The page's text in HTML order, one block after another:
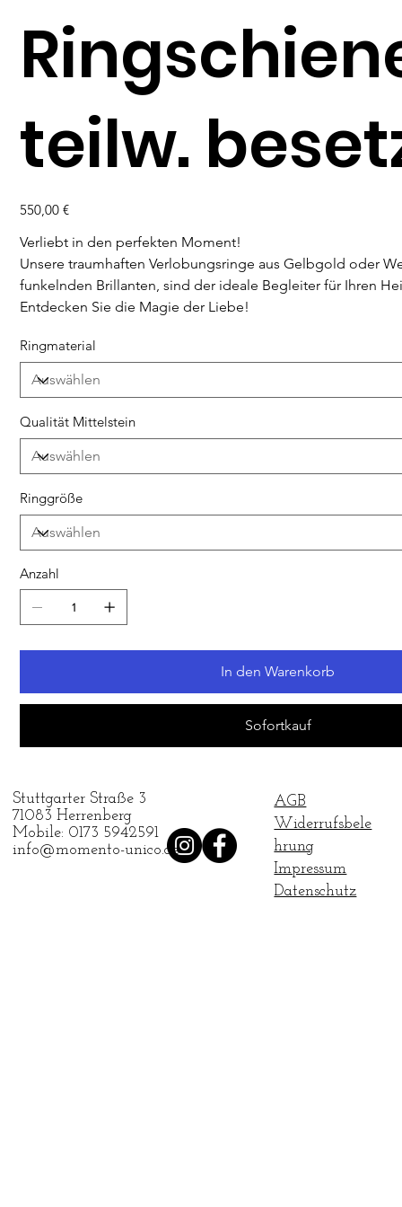
teilw.
Preis
550,00 €
Verliebt in den perfekten Moment!
Unsere traumhaften Verlobungsringe aus Gelbgold oder
funkelnden Brillanten, sind der ideale Begleiter für Ihren
Entdecken Sie die Magie der Liebe!
Ringmaterial
Qualität Mittelstein
Ringgröße
Anzahl
In den Warenkorb
Sofortkauf
Stuttgarter Straße 3
71083 Herrenberg
Mobile: 0173 5942591
info@momento-unico.de
AGB
Widerrufsbele
hrung
Impressum
Datenschutz